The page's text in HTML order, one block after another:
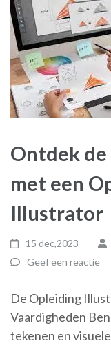
Ontdek
met een
Illustrator
15 dec,2023
Geef een reactie
De Opleiding
Vaardigheden
tekenen en